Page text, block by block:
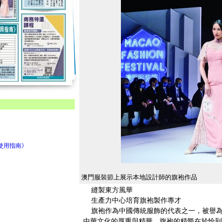
指南》
澳門服裝節上展示本地設計師的旗袍作品
縫製東方風華
生產力中心培育旗袍製作專才
旗袍作為中國傳統服飾的代表之一，被譽